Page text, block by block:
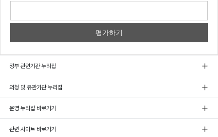
정부 관련기관 누리집
외청 및 유관기관 누리집
운영 누리집 바로가기
관련 사이트 바로가기